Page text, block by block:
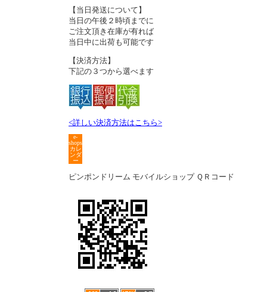
【当日発送について】
当日の午後２時頃までに
ご注文頂き在庫が有れば
当日中に出荷も可能です
【決済方法】
下記の３つから選べます
<詳しい決済方法はこちら>
e-
shops
カレ
ンダ
ー
ピンポンドリーム モバイルショップ ＱＲコード